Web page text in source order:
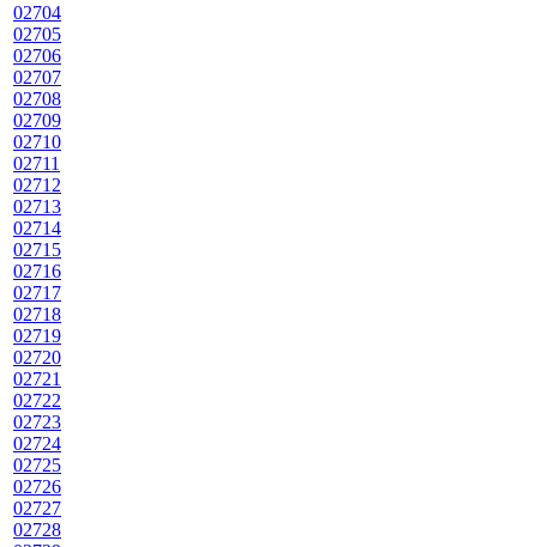
02704
02705
02706
02707
02708
02709
02710
02711
02712
02713
02714
02715
02716
02717
02718
02719
02720
02721
02722
02723
02724
02725
02726
02727
02728